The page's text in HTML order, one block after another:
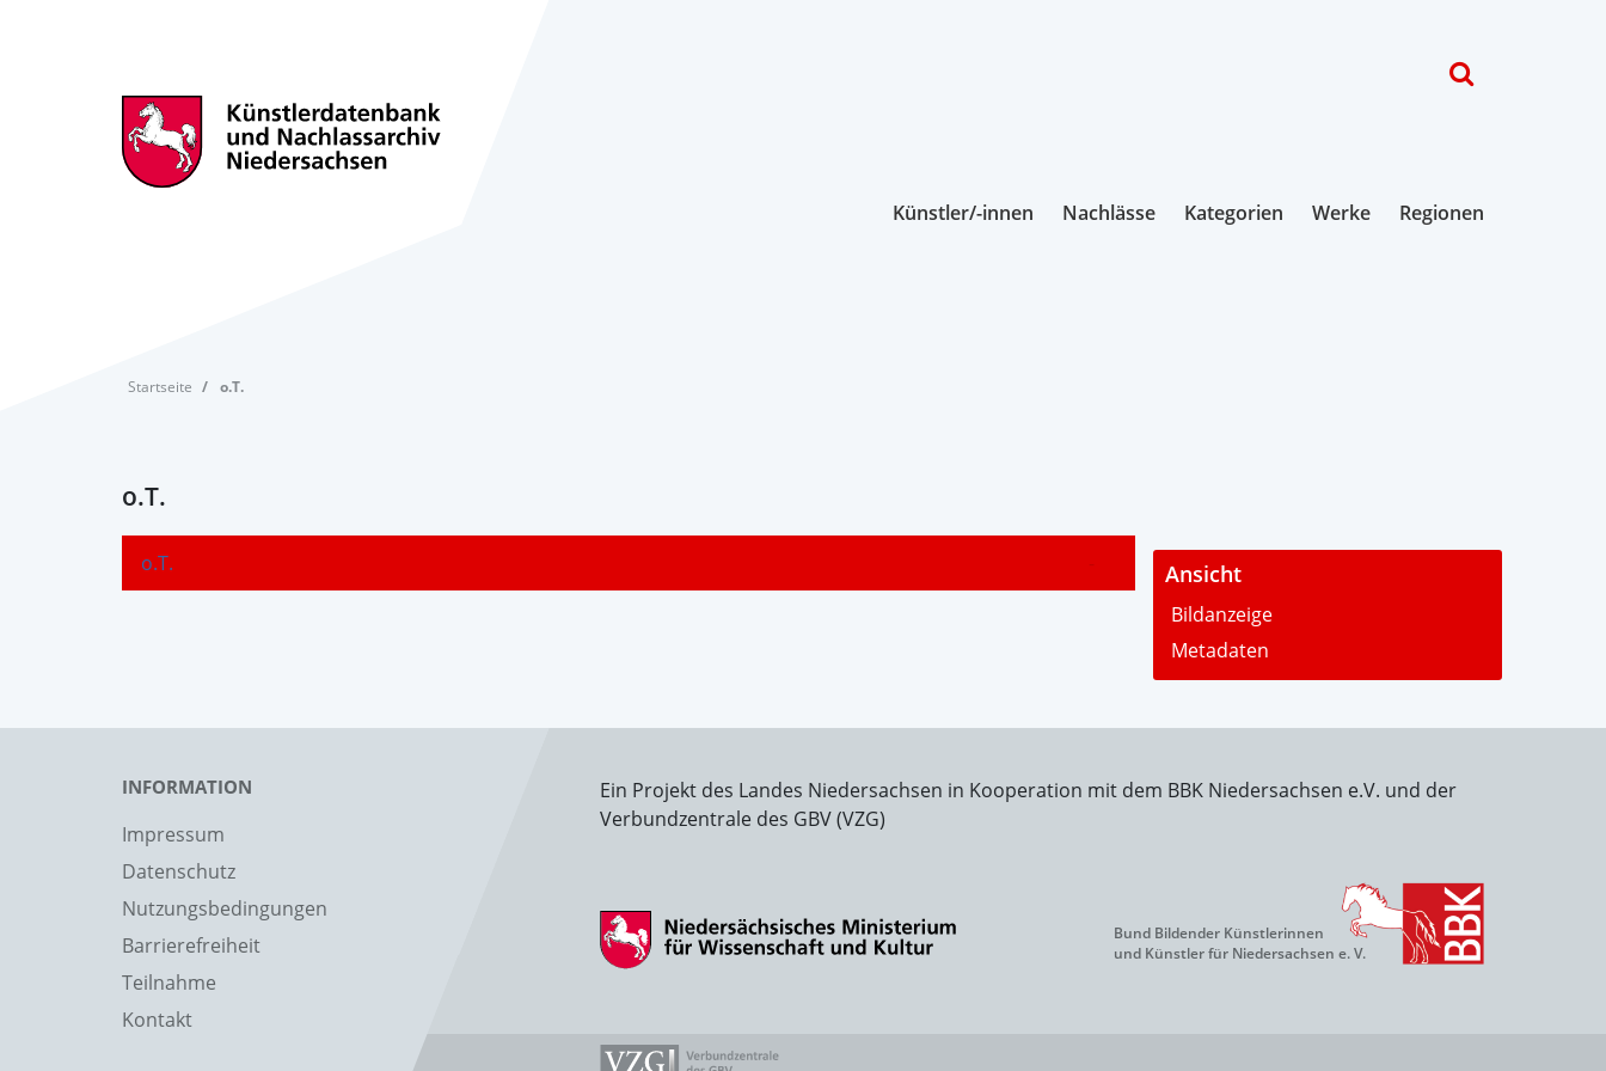
Künstler/-innen Nachlässe Kategorien Werke Regionen
Startseite o.T.
o.T.
o.T. - Ansicht
Bildanzeige
Metadaten
INFORMATION
Impressum
Datenschutz
Nutzungsbedingungen
Barrierefreiheit
Teilnahme
Kontakt
Ein Projekt des Landes Niedersachsen in Kooperation mit dem BBK Niedersachsen e.V. und der
Verbundzentrale des GBV (VZG)
Bund Bildender Künstlerinnen
und Künstler für Niedersachsen e. V.